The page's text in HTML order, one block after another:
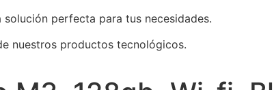
perfecta para tus necesidades.
nuestros productos tecnológicos.